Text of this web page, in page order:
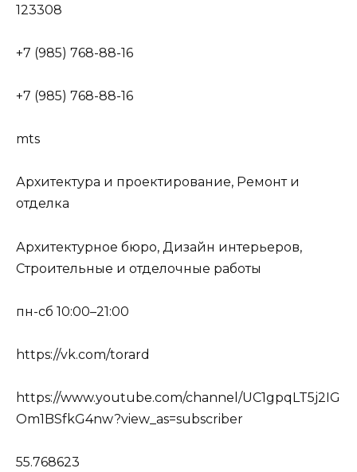
123308
+7 (985) 768-88-16
+7 (985) 768-88-16
mts
Архитектура и проектирование, Ремонт и
отделка
Архитектурное бюро, Дизайн интерьеров,
Строительные и отделочные работы
пн-сб 10:00–21:00
https://vk.com/torard
https://www.youtube.com/channel/UC1gpqLT5j2IG
Om1BSfkG4nw?view_as=subscriber
55.768623